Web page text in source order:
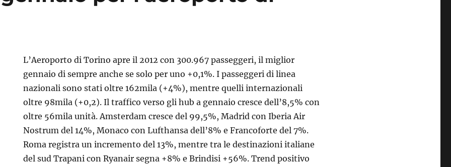
L’Aeroporto di Torino apre il 2012 con 300.967 passeggeri, il miglior
gennaio di sempre anche se solo per uno +0,1%. I passeggeri di linea
nazionali sono stati oltre 162mila (+4%), mentre quelli internazionali
oltre 98mila (+0,2). Il traffico verso gli hub a gennaio cresce dell’8,5% con
oltre 56mila unità. Amsterdam cresce del 99,5%, Madrid con Iberia Air
Nostrum del 14%, Monaco con Lufthansa dell’8% e Francoforte del 7%.
Roma registra un incremento del 13%, mentre tra le destinazioni italiane
del sud Trapani con Ryanair segna +8% e Brindisi +56%. Trend positivo